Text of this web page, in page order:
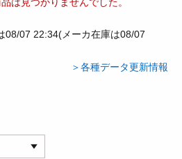
08/07 22:34(メーカ在庫は08/07
＞各種データ更新情報